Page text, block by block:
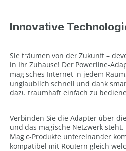
Innovative
Sie träumen von der Zukunft –
in Ihr Zuhause! Der Powerline-
magisches Internet in jedem
unglaublich schnell und dank
dazu traumhaft einfach zu
Verbinden Sie die Adapter über
und das magische Netzwerk
Magic-Produkte untereinander
kompatibel mit Routern gleich